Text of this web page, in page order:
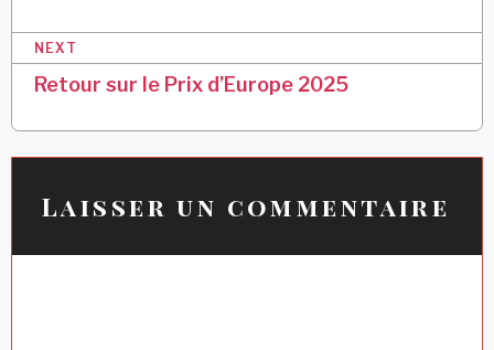
v
i
g
a
t
NEXT
Retour sur le Prix d’Europe 2025
Laisser un commentaire